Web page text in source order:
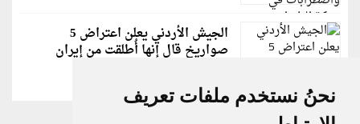
نحنُ نستخدم ملفات تعريف
الجيش الأردني يعلن اعتراض 5
صواريخ قال إنها أُطلقت من إيران